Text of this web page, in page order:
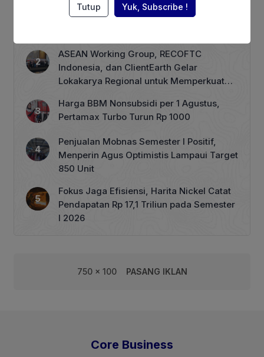
berbagai persoalan yang dihadapi.
Terhimpit Persoalan Keuangan, PT GNI
PHK 1.900 Karyawan Dimulai 5 Agustus
ASEAN Working Group, RECOFTC
Indonesia, dan ClientEarth Gelar
Lokakarya Regional untuk Memperkuat
Harga BBM Nonsubsidi per 1 Agustus,
Pertamax Turbo Turun Rp 1000
Penjualan Mobnas Semester I Positif,
Menperin Agus Optimistis Lampaui Target
850 Unit
Fokus Jaga Efisiensi, Harita Nickel Catat
Pendapatan Rp 17,1 Triliun pada Semester
I 2026
750 x 100 PASANG IKLAN
Core Business
Tutup Yuk, Subscribe !